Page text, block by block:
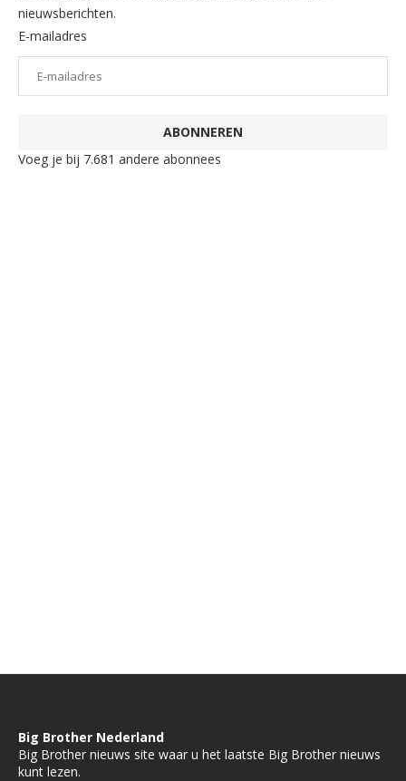
nieuwsberichten.
E-mailadres
ABONNEREN
Voeg je bij 7.681 andere abonnees
Big Brother Nederland
Big Brother nieuws site waar u het laatste Big Brother nieuws
kunt lezen.